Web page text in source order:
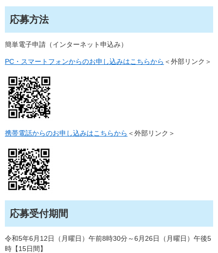
応募方法
簡単電子申請（インターネット申込み）
PC・スマートフォンからのお申し込みはこちらから ＜外部リンク＞
携帯電話からのお申し込みはこちらから ＜外部リンク＞
応募受付期間
令和5年6月12日（月曜日）午前8時30分～6月26日（月曜日）午後5
時【15日間】